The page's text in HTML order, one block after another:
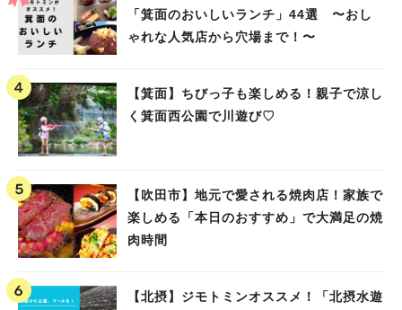
「箕面のおいしいランチ」44選 〜おし
ゃれな人気店から穴場まで！〜
【箕面】ちびっ子も楽しめる！親子で涼し
く箕面西公園で川遊び♡
【吹田市】地元で愛される焼肉店！家族で
楽しめる「本日のおすすめ」で大満足の焼
肉時間
【北摂】ジモトミンオススメ！「北摂水遊
人気のキーワード
#今週どこいく？#自然とふれあう
#教えたい／教えて投稿記事
#あなたはどっち？